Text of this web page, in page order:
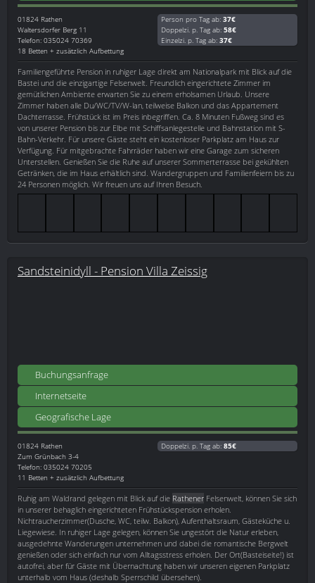
01824 Rathen
Waltersdorfer Berg 11
Telefon: 035024 70369
18 Betten + zusätzlich Aufbettung
Person pro Tag ab: 37€
Doppelzi. p. Tag ab: 58€
Einzelzi. p. Tag ab: 37€
Familiengeführte Pension in ruhiger Lage direkt am Nationalpark mit Blick auf die
Bastei und die einzigartige Felsenwelt. Freundlich eingerichtete Zimmer im
gemütlichen Ambiente erwarten Sie zu einem erholsamen Urlaub. Unsere
Zimmer haben alle Du/WC/TV/W-lan, teilweise Balkon und das Appartement
Dachterrasse. Frühstück ist im Preis inbegriffen. Ca. 8 Minuten Fußweg sind es
von unserer Pension bis zur Elbe mit Schiffsanlegestelle und Bahnstation mit S-
Bahn-Verkehr. Für unsere Gäste steht ein kostenloser Parkplatz am Haus zur
Verfügung. Für mitgebrachte Fahrräder haben wir eine Garage zum sicheren
Unterstellen. Genießen Sie die Ruhe auf unserer Sommerterrasse bei gekühlten
Getränken, die im Haus erhältlich sind. Wandergruppen und Familienfeiern bis zu
24 Personen möglich. Wir freuen uns auf Ihren Besuch.
Sandsteinidyll - Pension Villa Zeissig
Buchungsanfrage
Internetseite
Geografische Lage
01824 Rathen
Zum Grünbach 3-4
Telefon: 035024 70205
11 Betten + zusätzlich Aufbettung
Doppelzi. p. Tag ab: 85€
Ruhig am Waldrand gelegen mit Blick auf die Rathener Felsenwelt, können Sie sich
in unserer behaglich eingerichteten Frühstückspension erholen.
Nichtraucherzimmer(Dusche, WC, teilw. Balkon), Aufenthaltsraum, Gästeküche u.
Liegewiese. In ruhiger Lage gelegen, können Sie ungestört die Natur erleben,
ausgedehnte Wanderungen unternehmen und dabei die romantische Bergwelt
genießen oder sich einfach nur vom Alltagsstress erholen. Der Ort(Basteiseite!) ist
autofrei, aber für Gäste mit Übernachtung haben wir unseren eigenen Parkplatz
unterhalb vom Haus (deshalb Sperrschild übersehen).